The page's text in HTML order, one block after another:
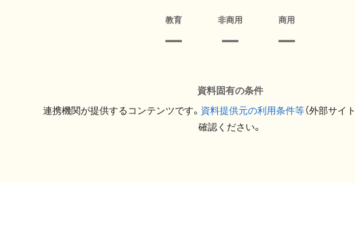
教育 非商用 商用
資料固有の条件
連携機関が提供するコンテンツです。 資料提供元の利用条件等（外部サイ
確認ください。